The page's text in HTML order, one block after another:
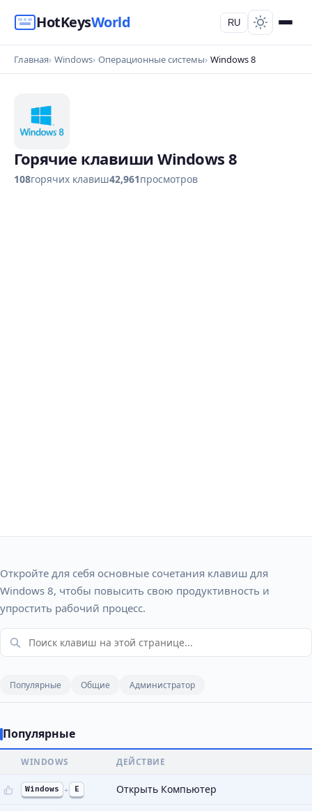
HotKeysWorld RU
Главная Windows Операционные системы Windows 8
Горячие клавиши Windows 8
108горячих клавиш42,961просмотров
Откройте для себя основные сочетания клавиш для
Windows 8, чтобы повысить свою продуктивность и
упростить рабочий процесс.
Популярные Общие Администратор
Популярные
WINDOWS ДЕЙСТВИЕ
Windows + E Открыть Компьютер